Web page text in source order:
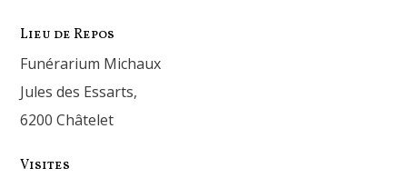
Lieu de Repos
Funérarium Michaux
Jules des Essarts,
6200 Châtelet
Visites